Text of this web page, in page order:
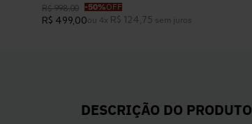
R$ 998,00 -50%OFF
R$ 499,00ou 4x R$ 124 75 sem juros
DESCRIÇÃO DO PRODUTO